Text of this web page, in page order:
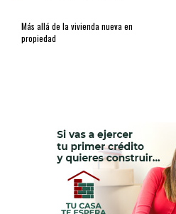
Más allá de la vivienda nueva en
propiedad